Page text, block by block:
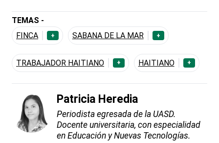
TEMAS -
FINCA
+ SABANA DE LA MAR +
TRABAJADOR HAITIANO + HAITIANO +
Patricia Heredia
Periodista egresada de la UASD.
Docente universitaria, con especialidad
en Educación y Nuevas Tecnologías.